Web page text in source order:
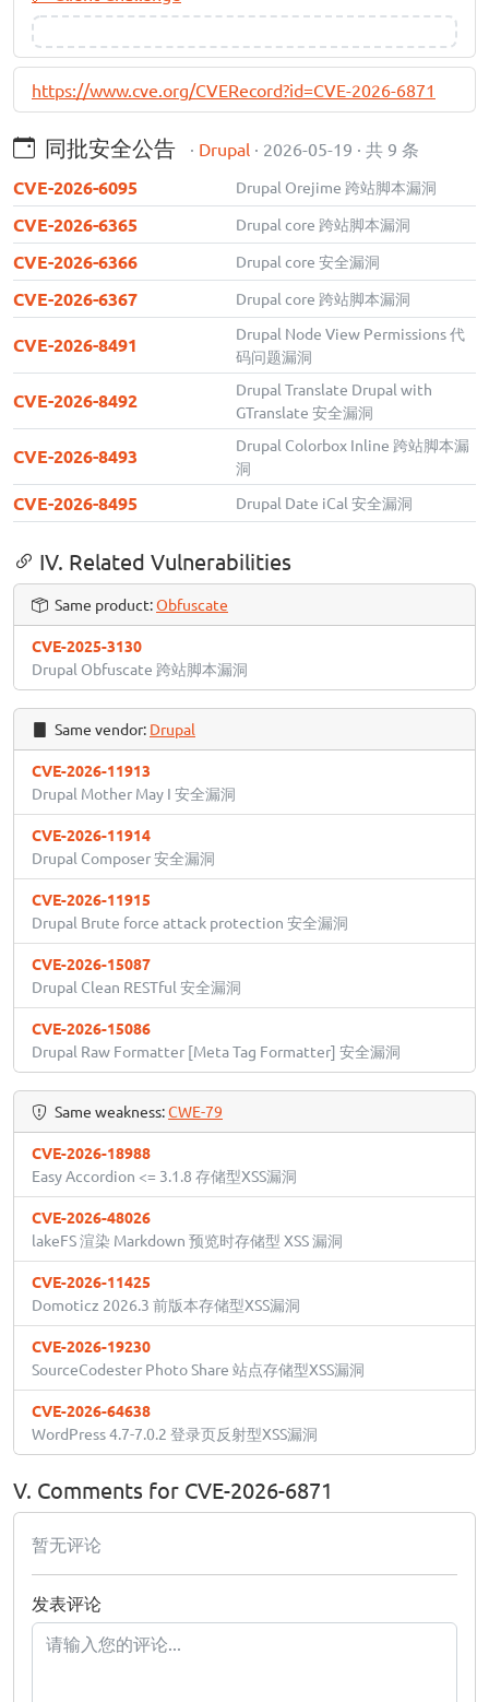
https://www.cve.org/CVERecord?id=CVE-2026-6871
同批安全公告 · Drupal · 2026-05-19 · 共 9 条
CVE-2026-6095 Drupal Orejime 跨站脚本漏洞
CVE-2026-6365 Drupal core 跨站脚本漏洞
CVE-2026-6366 Drupal core 安全漏洞
CVE-2026-6367 Drupal core 跨站脚本漏洞
CVE-2026-8491
Drupal Node View Permissions 代
码问题漏洞
CVE-2026-8492
Drupal Translate Drupal with
GTranslate 安全漏洞
CVE-2026-8493
Drupal Colorbox Inline 跨站脚本漏
洞
CVE-2026-8495 Drupal Date iCal 安全漏洞
IV. Related Vulnerabilities
Same product:Obfuscate
CVE-2025-3130
Drupal Obfuscate 跨站脚本漏洞
Same vendor: Drupal
CVE-2026-11913
Drupal Mother May I 安全漏洞
CVE-2026-11914
Drupal Composer 安全漏洞
CVE-2026-11915
Drupal Brute force attack protection 安全漏洞
CVE-2026-15087
Drupal Clean RESTful 安全漏洞
CVE-2026-15086
Drupal Raw Formatter [Meta Tag Formatter] 安全漏洞
Same weakness:CWE-79
CVE-2026-18988
Easy Accordion <= 3.1.8 存储型XSS漏洞
CVE-2026-48026
lakeFS 渲染 Markdown 预览时存储型 XSS 漏洞
CVE-2026-11425
Domoticz 2026.3 前版本存储型XSS漏洞
CVE-2026-19230
SourceCodester Photo Share 站点存储型XSS漏洞
CVE-2026-64638
WordPress 4.7-7.0.2 登录页反射型XSS漏洞
V. Comments for CVE-2026-6871
暂无评论
发表评论